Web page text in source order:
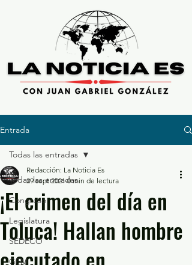
Entrada
Todas las entradas
Congreso
Legislatura
SEDECO
GEM
Todas las entradas
¡El crimen del día en
Toluca! Hallan hombre
Redacción: La Noticia Es
29 sept 2021 0 min de lectura